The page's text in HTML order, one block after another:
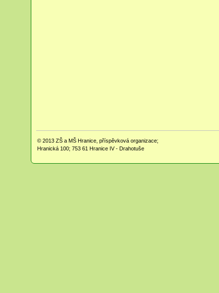
© 2013 ZŠ a MŠ Hranice, příspěvková organizace;
Hranická 100; 753 61 Hranice IV - Drahotuše